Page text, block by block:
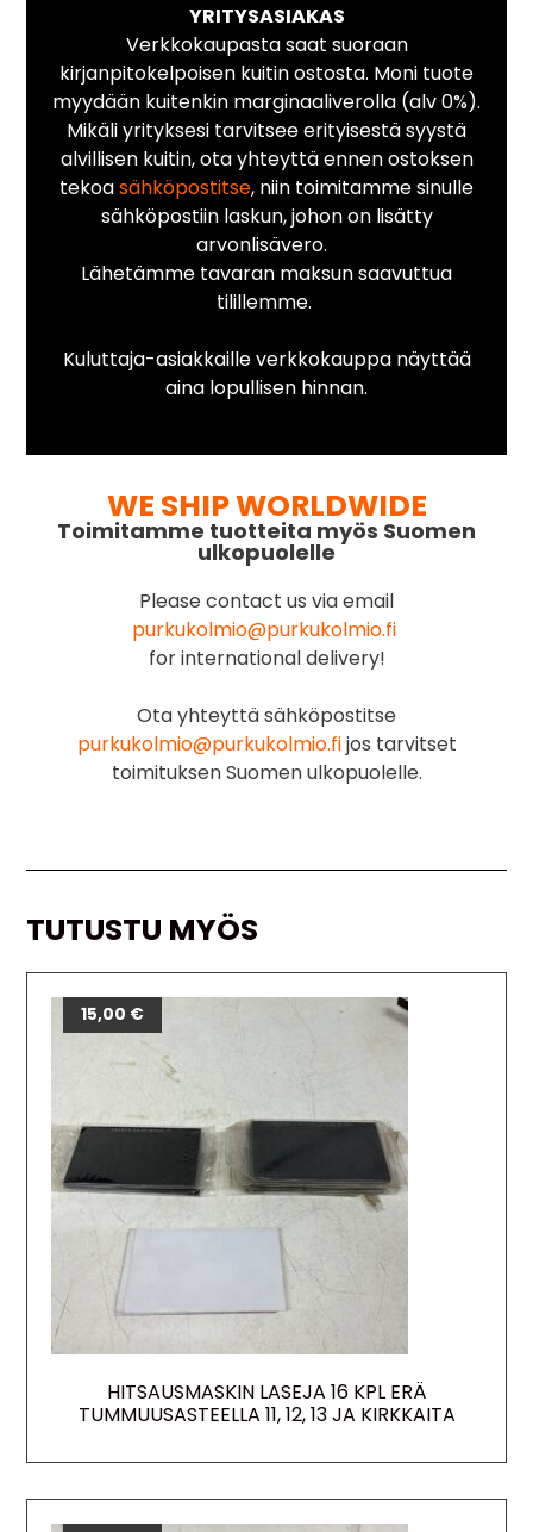
YRITYSASIAKAS
Verkkokaupasta saat suoraan
kirjanpitokelpoisen kuitin ostosta. Moni tuote
myydään kuitenkin marginaaliverolla (alv 0%).
Mikäli yrityksesi tarvitsee erityisestä syystä
alvillisen kuitin, ota yhteyttä ennen ostoksen
tekoasähköpostitse, niin toimitamme sinulle
sähköpostiin laskun, johon on lisätty
arvonlisävero.
Lähetämme tavaran maksun saavuttua
tilillemme.
Kuluttaja-asiakkaille verkkokauppa näyttää
aina lopullisen hinnan.
WE SHIP WORLDWIDE
Toimitamme tuotteita myös Suomen
ulkopuolelle
Please contact us via email
purkukolmio@purkukolmio.fi
for international delivery!
Ota yhteyttä sähköpostitse
purkukolmio@purkukolmio.fijos tarvitset
toimituksen Suomen ulkopuolelle.
TUTUSTU MYÖS
HITSAUSMASKIN LASEJA 16 KPL ERÄ
TUMMUUSASTEELLA 11, 12, 13 JA KIRKKAITA
15,00 €